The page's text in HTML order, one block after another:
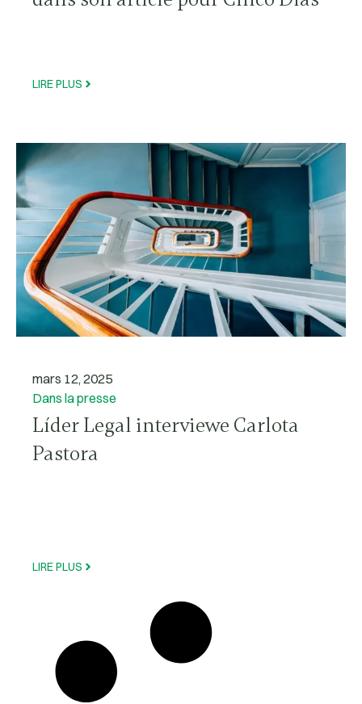
LIRE PLUS
mars 12, 2025
Dans la presse
Líder Legal interviewe Carlota
Pastora
LIRE PLUS